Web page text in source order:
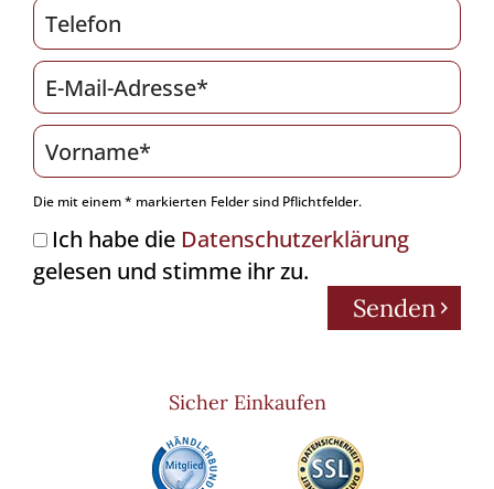
Die mit einem * markierten Felder sind Pflichtfelder.
Ich habe die Datenschutzerklärung
gelesen und stimme ihr zu.
Senden
Sicher Einkaufen